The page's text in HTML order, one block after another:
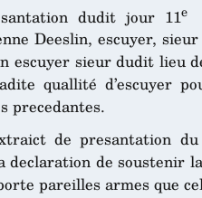
dudit jour 11e
Deeslin, escuyer,
escuyer sieur dudit lieu
quallité d’escuyer
precedantes.
de presantation du
de soustenir
pareilles armes que